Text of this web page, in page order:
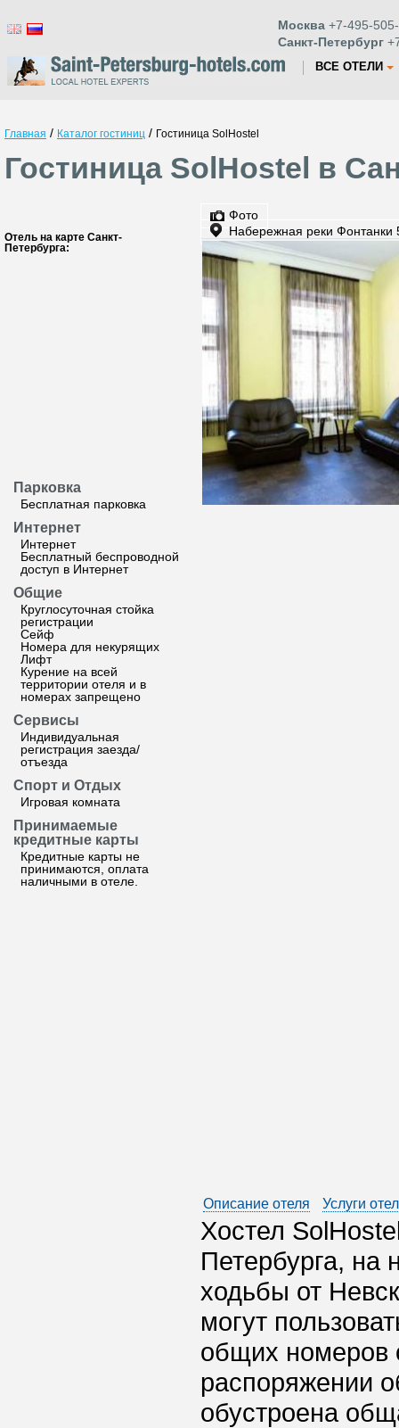
Москва +7-495-
Санкт-Петербург
ВСЕ ОТЕЛИ
Главная / Каталог гостиниц / Гостиница SolHostel
Гостиница SolHostel в
Отель на карте Санкт-
Петербурга:
Парковка
Бесплатная парковка
Интернет
Интернет
Бесплатный беспроводной
доступ в Интернет
Общие
Круглосуточная стойка
регистрации
Сейф
Номера для некурящих
Лифт
Курение на всей
территории отеля и в
номерах запрещено
Сервисы
Индивидуальная
регистрация заезда/
отъезда
Спорт и Отдых
Игровая комната
Принимаемые
кредитные карты
Кредитные карты не
принимаются, оплата
наличными в отеле.
Фото
Набережная реки Фонтанки
Описание отеля Услуги
Хостел
Петербурга, на
ходьбы от
могут
общих номеров
распоряжении
обустроена